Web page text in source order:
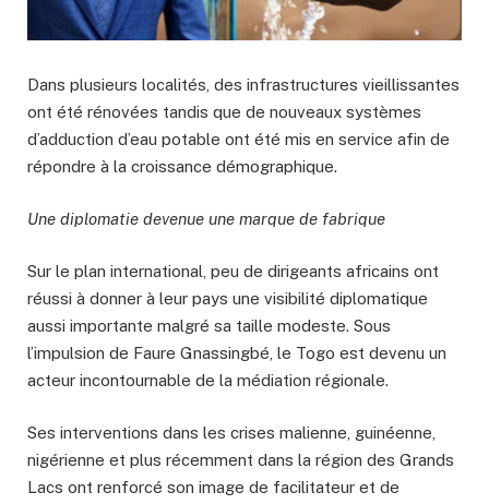
Dans plusieurs localités, des infrastructures vieillissantes
ont été rénovées tandis que de nouveaux systèmes
d’adduction d’eau potable ont été mis en service afin de
répondre à la croissance démographique.
Une diplomatie devenue une marque de fabrique
Sur le plan international, peu de dirigeants africains ont
réussi à donner à leur pays une visibilité diplomatique
aussi importante malgré sa taille modeste. Sous
l’impulsion de Faure Gnassingbé, le Togo est devenu un
acteur incontournable de la médiation régionale.
Ses interventions dans les crises malienne, guinéenne,
nigérienne et plus récemment dans la région des Grands
Lacs ont renforcé son image de facilitateur et de